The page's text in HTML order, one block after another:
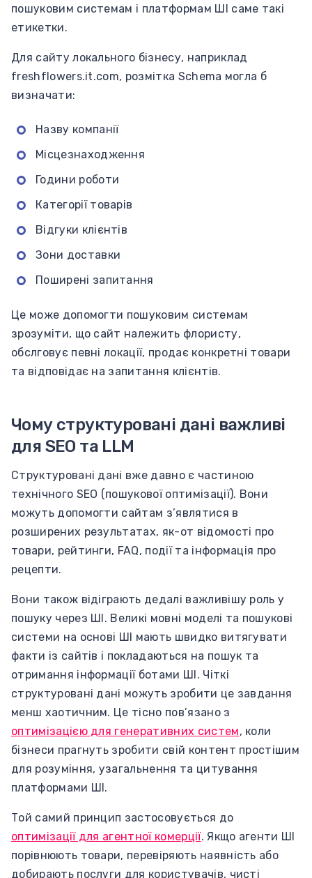
пошуковим системам і платформам ШІ саме такі
етикетки.
Для сайту локального бізнесу, наприклад
freshflowers.it.com, розмітка Schema могла б
визначати:
Назву компанії
Місцезнаходження
Години роботи
Категорії товарів
Відгуки клієнтів
Зони доставки
Поширені запитання
Це може допомогти пошуковим системам
зрозуміти, що сайт належить флористу,
обслговує певні локації, продає конкретні товари
та відповідає на запитання клієнтів.
Чому структуровані дані важливі
для SEO та LLM
Структуровані дані вже давно є частиною
технічного SEO (пошукової оптимізації). Вони
можуть допомогти сайтам з’являтися в
розширених результатах, як-от відомості про
товари, рейтинги, FAQ, події та інформація про
рецепти.
Вони також відіграють дедалі важливішу роль у
пошуку через ШІ. Великі мовні моделі та пошукові
системи на основі ШІ мають швидко витягувати
факти із сайтів і покладаються на пошук та
отримання інформації ботами ШІ. Чіткі
структуровані дані можуть зробити це завдання
менш хаотичним. Це тісно пов’язано з
оптимізацією для генеративних систем, коли
бізнеси прагнуть зробити свій контент простішим
для розуміння, узагальнення та цитування
платформами ШІ.
Той самий принцип застосовується до
оптимізації для агентної комерції. Якщо агенти ШІ
порівнюють товари, перевіряють наявність або
добирають послуги для користувачів, чисті